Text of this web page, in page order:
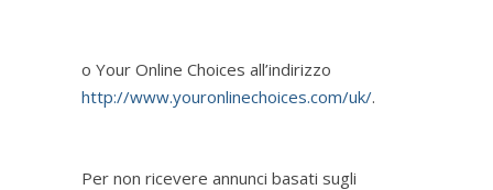
o Your Online Choices all’indirizzo
http://www.youronlinechoices.com/uk/.
Per non ricevere annunci basati sugli